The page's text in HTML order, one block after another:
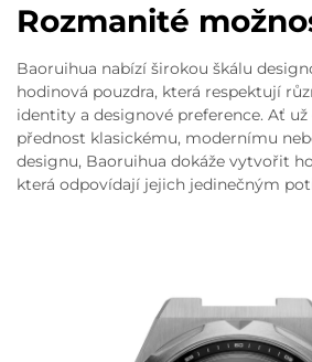
Rozmanité
Baoruihua nabízí širokou škálu
hodinová pouzdra, která respektují
identity a designové preference. Ať
přednost klasickému, modernímu
designu, Baoruihua dokáže vytvořit
která odpovídají jejich jedinečným